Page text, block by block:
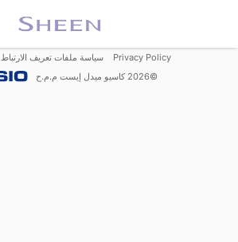
Privacy Policy سياسة ملفات تعريف الارتباط
©
2026 كاسيو ميدل إيست م.م.ح